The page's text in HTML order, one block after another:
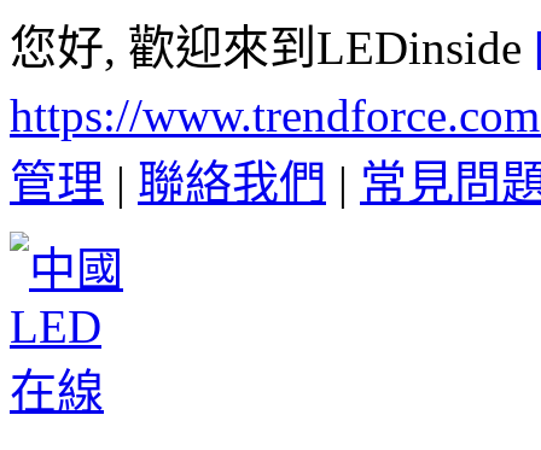
您好, 歡迎來到LEDinside
https://
管理 | 聯絡我們 | 常見問